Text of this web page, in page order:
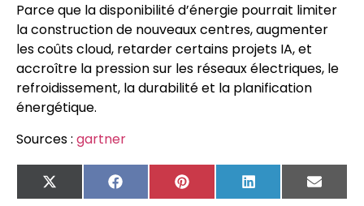
Parce que la disponibilité d’énergie pourrait limiter
la construction de nouveaux centres, augmenter
les coûts cloud, retarder certains projets IA, et
accroître la pression sur les réseaux électriques, le
refroidissement, la durabilité et la planification
énergétique.
Sources : gartner
X
(Twitter)
FacebookPinterest LinkedIn Email